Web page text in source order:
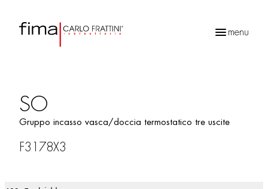
menu
SO
Gruppo incasso vasca/doccia termostatico tre uscite
F3178X3